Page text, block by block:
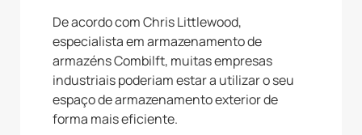
De acordo com Chris Littlewood,
especialista em armazenamento de
armazéns Combilft, muitas empresas
industriais poderiam estar a utilizar o seu
espaço de armazenamento exterior de
forma mais eficiente.